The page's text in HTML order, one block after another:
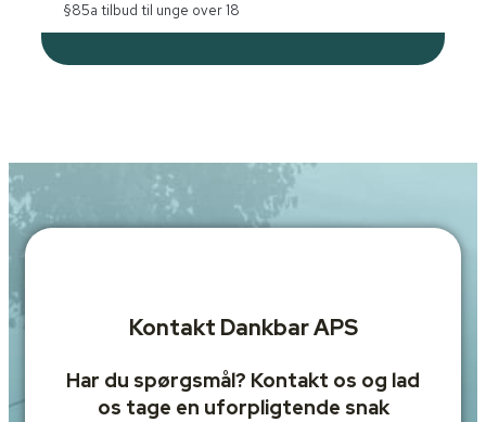
§85a tilbud til unge over 18
Kontakt Dankbar APS
Har du spørgsmål? Kontakt os og lad
os tage en uforpligtende snak